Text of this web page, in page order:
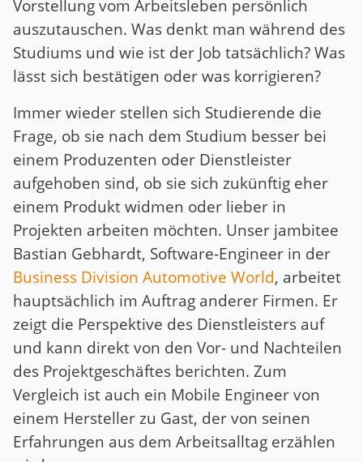
Vorstellung vom Arbeitsleben persönlich
auszutauschen. Was denkt man während des
Studiums und wie ist der Job tatsächlich? Was
lässt sich bestätigen oder was korrigieren?
Immer wieder stellen sich Studierende die
Frage, ob sie nach dem Studium besser bei
einem Produzenten oder Dienstleister
aufgehoben sind, ob sie sich zukünftig eher
einem Produkt widmen oder lieber in
Projekten arbeiten möchten. Unser jambitee
Bastian Gebhardt, Software-Engineer in der
Business Division Automotive World, arbeitet
hauptsächlich im Auftrag anderer Firmen. Er
zeigt die Perspektive des Dienstleisters auf
und kann direkt von den Vor- und Nachteilen
des Projektgeschäftes berichten. Zum
Vergleich ist auch ein Mobile Engineer von
einem Hersteller zu Gast, der von seinen
Erfahrungen aus dem Arbeitsalltag erzählen